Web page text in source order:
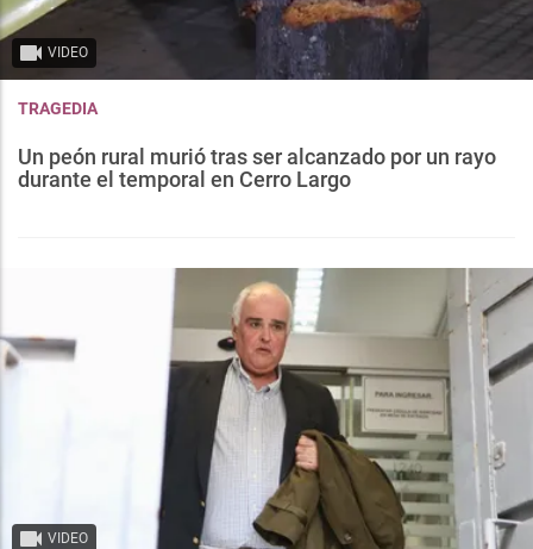
VIDEO
TRAGEDIA
Un peón rural murió tras ser alcanzado por un rayo
durante el temporal en Cerro Largo
VIDEO